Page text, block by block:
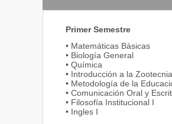
Primer Semestre
• Matemáticas Básicas
• Biología General
• Química
• Introducción a la Zootecnia
• Metodología de la
• Comunicación Oral y
• Filosofía Institucional I
• Ingles I